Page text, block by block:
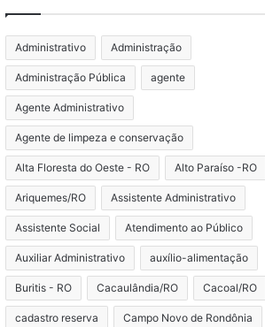
Administrativo Administração
Administração Pública agente
Agente Administrativo
Agente de limpeza e conservação
Alta Floresta do Oeste - RO Alto Paraíso -RO
Ariquemes/RO Assistente Administrativo
Assistente Social Atendimento ao Público
Auxiliar Administrativo auxílio-alimentação
Buritis - RO Cacaulândia/RO Cacoal/RO
cadastro reserva Campo Novo de Rondônia